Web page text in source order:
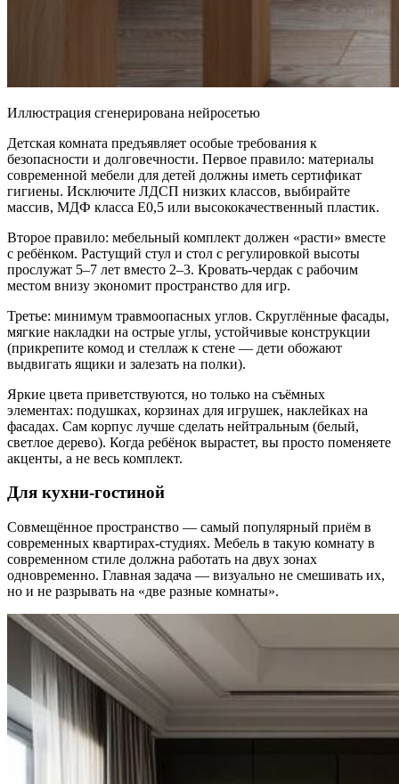
Иллюстрация сгенерирована нейросетью
Детская комната предъявляет особые требования к
безопасности и долговечности. Первое правило: материалы
современной мебели для детей должны иметь сертификат
гигиены. Исключите ЛДСП низких классов, выбирайте
массив, МДФ класса E0,5 или высококачественный пластик.
Второе правило: мебельный комплект должен «расти» вместе
с ребёнком. Растущий стул и стол с регулировкой высоты
прослужат 5–7 лет вместо 2–3. Кровать-чердак с рабочим
местом внизу экономит пространство для игр.
Третье: минимум травмоопасных углов. Скруглённые фасады,
мягкие накладки на острые углы, устойчивые конструкции
(прикрепите комод и стеллаж к стене — дети обожают
выдвигать ящики и залезать на полки).
Яркие цвета приветствуются, но только на съёмных
элементах: подушках, корзинах для игрушек, наклейках на
фасадах. Сам корпус лучше сделать нейтральным (белый,
светлое дерево). Когда ребёнок вырастет, вы просто поменяете
акценты, а не весь комплект.
Для кухни-гостиной
Совмещённое пространство — самый популярный приём в
современных квартирах-студиях. Мебель в такую комнату в
современном стиле должна работать на двух зонах
одновременно. Главная задача — визуально не смешивать их,
но и не разрывать на «две разные комнаты».